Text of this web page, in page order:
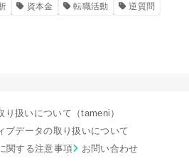
資本金 転職活動
逆質問
り扱いについて（tameni）
ブデータの取り扱いについて
関する注意事項
お問い合わせ